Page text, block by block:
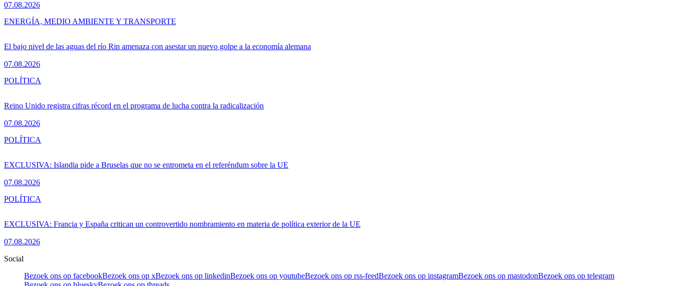
07.08.2026
El bajo nivel de las aguas del río Rin amenaza con asestar un nuevo golpe a la economía alemana
07.08.2026
ENERGÍA, MEDIO AMBIENTE Y TRANSPORTE
Reino Unido registra cifras récord en el programa de lucha contra la radicalización
07.08.2026
POLÍTICA
EXCLUSIVA: Islandia pide a Bruselas que no se entrometa en el referéndum sobre la UE
07.08.2026
POLÍTICA
EXCLUSIVA: Francia y España critican un controvertido nombramiento en materia de política exterior de la UE
07.08.2026
POLÍTICA
Social
Bezoek ons op facebookBezoek ons op xBezoek ons op linkedinBezoek ons op youtubeBezoek ons op rss-feedBezoek ons op instagramBezoek ons op mastodonBezoek ons op telegram